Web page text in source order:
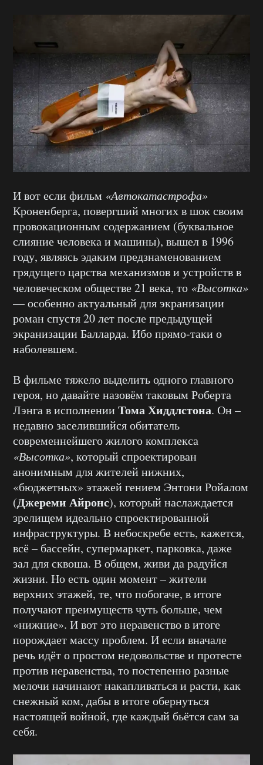
И вот если фильм «Автокатастрофа»
Кроненберга, повергший многих в шок своим
провокационным содержанием (буквальное
слияние человека и машины), вышел в 1996
году, являясь эдаким предзнаменованием
грядущего царства механизмов и устройств в
человеческом обществе 21 века, то «Высотка»
— особенно актуальный для экранизации
роман спустя 20 лет после предыдущей
экранизации Балларда. Ибо прямо-таки о
наболевшем.
В фильме тяжело выделить одного главного
героя, но давайте назовём таковым Роберта
Лэнга в исполнении Тома Хиддлстона. Он –
недавно заселившийся обитатель
современнейшего жилого комплекса
«Высотка», который спроектирован
анонимным для жителей нижних,
«бюджетных» этажей гением Энтони Ройалом
(Джереми Айронс), который наслаждается
зрелищем идеально спроектированной
инфраструктуры. В небоскребе есть, кажется,
всё – бассейн, супермаркет, парковка, даже
зал для сквоша. В общем, живи да радуйся
жизни. Но есть один момент – жители
верхних этажей, те, что побогаче, в итоге
получают преимуществ чуть больше, чем
«нижние». И вот это неравенство в итоге
порождает массу проблем. И если вначале
речь идёт о простом недовольстве и протесте
против неравенства, то постепенно разные
мелочи начинают накапливаться и расти, как
снежный ком, дабы в итоге обернуться
настоящей войной, где каждый бьётся сам за
себя.